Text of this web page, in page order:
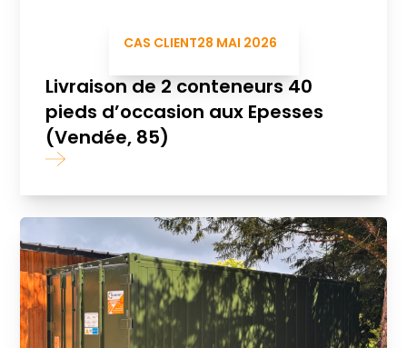
CAS CLIENT28 MAI 2026
Livraison de 2 conteneurs 40
pieds d’occasion aux Epesses
(Vendée, 85)